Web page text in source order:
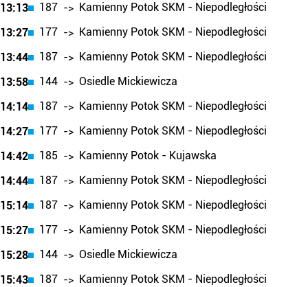
13:13
187 -> Kamienny Potok SKM - Niepodległości
13:27
177 -> Kamienny Potok SKM - Niepodległości
13:44
187 -> Kamienny Potok SKM - Niepodległości
13:58
144 -> Osiedle Mickiewicza
14:14
187 -> Kamienny Potok SKM - Niepodległości
14:27
177 -> Kamienny Potok SKM - Niepodległości
14:42
185 -> Kamienny Potok - Kujawska
14:44
187 -> Kamienny Potok SKM - Niepodległości
15:14
187 -> Kamienny Potok SKM - Niepodległości
15:27
177 -> Kamienny Potok SKM - Niepodległości
15:28
144 -> Osiedle Mickiewicza
15:43
187 -> Kamienny Potok SKM - Niepodległości